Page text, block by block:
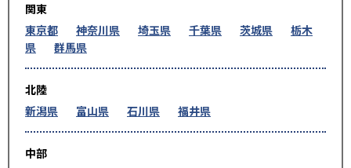
関東
東京都
神奈川県 埼玉県 千葉県 茨城県
栃木
県
群馬県
北陸
新潟県
富山県 石川県 福井県
中部